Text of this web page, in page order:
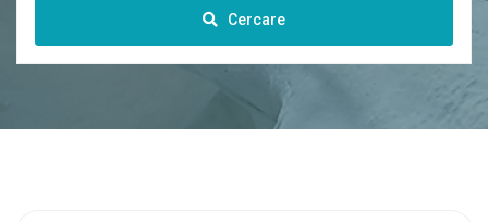
Cercare